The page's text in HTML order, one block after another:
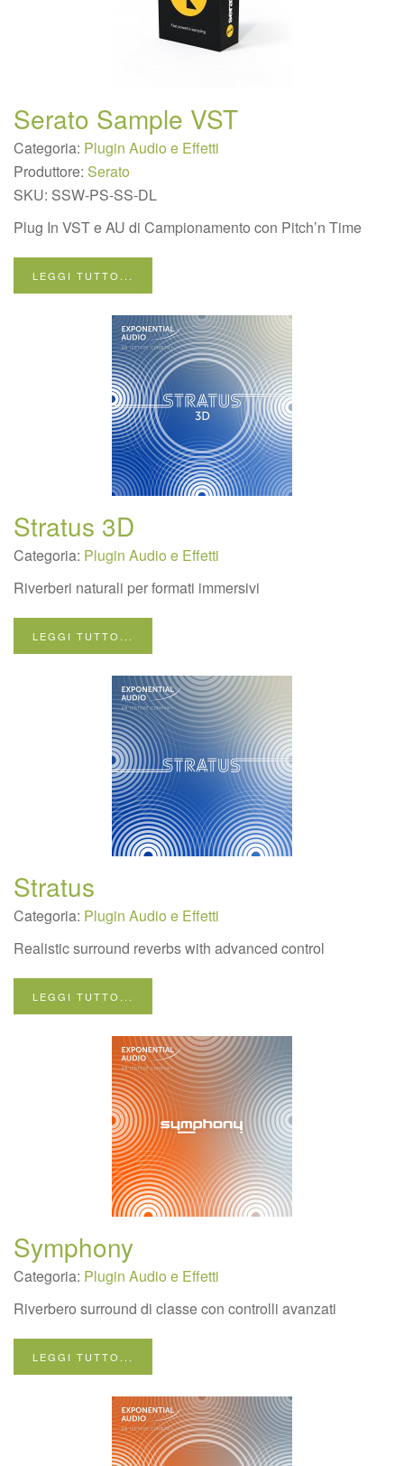
Serato Sample VST
Categoria: Plugin Audio e Effetti
Produttore: Serato
SKU: SSW-PS-SS-DL
Plug In VST e AU di Campionamento con Pitch’n Time
LEGGI TUTTO...
Stratus 3D
Categoria: Plugin Audio e Effetti
Riverberi naturali per formati immersivi
LEGGI TUTTO...
Stratus
Categoria: Plugin Audio e Effetti
Realistic surround reverbs with advanced control
LEGGI TUTTO...
Symphony
Categoria: Plugin Audio e Effetti
Riverbero surround di classe con controlli avanzati
LEGGI TUTTO...